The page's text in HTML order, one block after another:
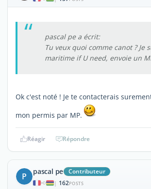
pascal pe a écrit:
Tu veux quoi comme canot ? Je
maritime if U need, envoie un
Ok c'est noté ! Je te contacterais
mon permis par MP.
Réagir Répondre
P pascal pe Contributeur
| 162POSTS